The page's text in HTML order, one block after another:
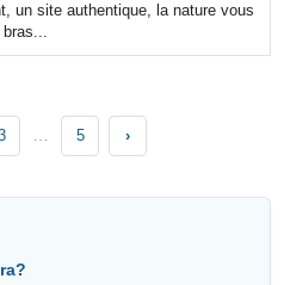
un site authentique, la nature vous
5 ›